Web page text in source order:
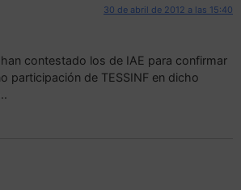
30 de abril de 2012 a las 15:40
contestado los de IAE para confirmar
participación de TESSINF en dicho